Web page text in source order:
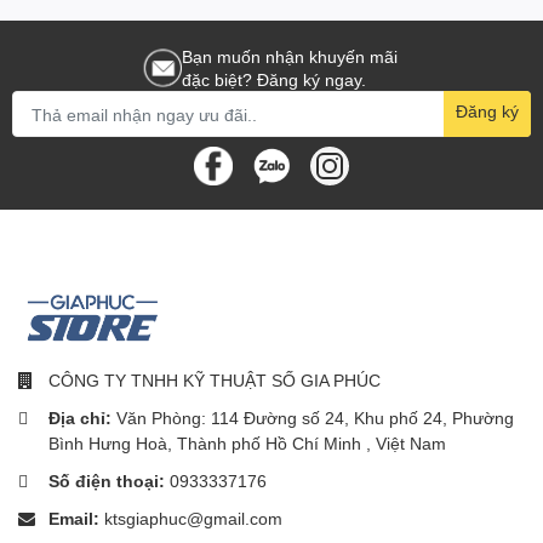
Bạn muốn nhận khuyến mãi
đặc biệt? Đăng ký ngay.
Đăng ký
CÔNG TY TNHH KỸ THUẬT SỐ GIA PHÚC
Địa chỉ: Văn Phòng: 114 Đường số 24, Khu phố 24, Phường
Bình Hưng Hoà, Thành phố Hồ Chí Minh , Việt Nam
Số điện thoại: 0933337176
Email: ktsgiaphuc@gmail.com